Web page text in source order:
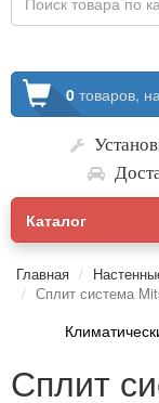
0 товаров, на
Каталог
Главная
Сплит система
Сплит